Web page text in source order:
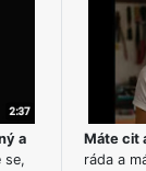
a
se,
Máte cit
ráda a